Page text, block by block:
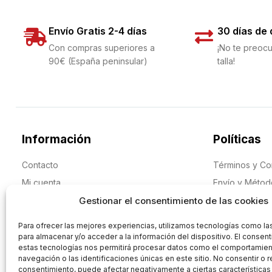
Gestionar el consentimiento de las cookies
Para ofrecer las mejores experiencias, utilizamos tecnologías como
para almacenar y/o acceder a la información del dispositivo. El
estas tecnologías nos permitirá procesar datos como el
navegación o las identificaciones únicas en este sitio. No consentir o
consentimiento, puede afectar negativamente a ciertas características
Envío Gratis 2-4 días
Con compras superiores a
90€ (España peninsular)
30 días de
¡No te
talla!
Información
Contacto
Mi cuenta
Políticas
Términos y
Envío y
Cambios y
Protección de